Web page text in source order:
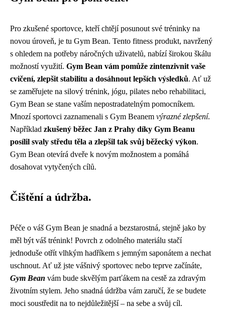
Pro zkušené sportovce, kteří chtějí posunout své tréninky na
novou úroveň, je tu Gym Bean. Tento fitness produkt, navržený
s ohledem na potřeby náročných uživatelů, nabízí širokou škálu
možností využití. Gym Bean vám pomůže zintenzivnit vaše
cvičení, zlepšit stabilitu a dosáhnout lepších výsledků. Ať už
se zaměřujete na silový trénink, jógu, pilates nebo rehabilitaci,
Gym Bean se stane vaším nepostradatelným pomocníkem.
Mnozí sportovci zaznamenali s Gym Beanem výrazné zlepšení.
Například zkušený běžec Jan z Prahy díky Gym Beanu
posílil svaly středu těla a zlepšil tak svůj běžecký výkon.
Gym Bean otevírá dveře k novým možnostem a pomáhá
dosahovat vytyčených cílů.
Čištění a údržba.
Péče o váš Gym Bean je snadná a bezstarostná, stejně jako by
měl být váš trénink! Povrch z odolného materiálu stačí
jednoduše otřít vlhkým hadříkem s jemným saponátem a nechat
uschnout. Ať už jste vášnivý sportovec nebo teprve začínáte,
Gym Bean vám bude skvělým parťákem na cestě za zdravým
životním stylem. Jeho snadná údržba vám zaručí, že se budete
moci soustředit na to nejdůležitější – na sebe a svůj cíl.